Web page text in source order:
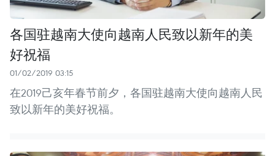
各国驻越南大使向越南人民致以新年的美
好祝福
01/02/2019 03:15
在2019己亥年春节前夕，各国驻越南大使向越南人民
致以新年的美好祝福。